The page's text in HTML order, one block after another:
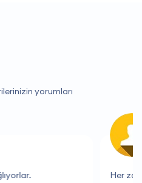
yorumları
hizmet.